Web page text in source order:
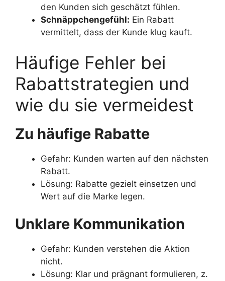
den Kunden sich geschätzt fühlen.
Schnäppchengefühl: Ein Rabatt
vermittelt, dass der Kunde klug kauft.
Häufige Fehler bei
Rabattstrategien und
wie du sie vermeidest
Zu häufige Rabatte
Gefahr: Kunden warten auf den nächsten
Rabatt.
Lösung: Rabatte gezielt einsetzen und
Wert auf die Marke legen.
Unklare Kommunikation
Gefahr: Kunden verstehen die Aktion
nicht.
Lösung: Klar und prägnant formulieren, z.